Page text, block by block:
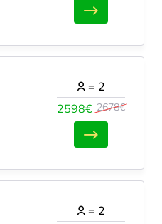
2598€ 2678€
= 2
= 2